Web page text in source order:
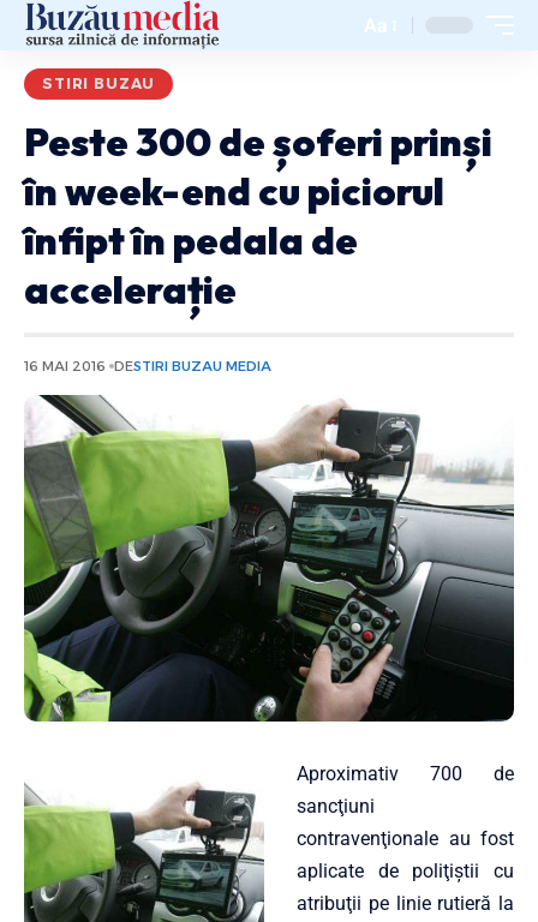
Aa
STIRI BUZAU
Peste 300 de șoferi prinși
în week-end cu piciorul
înfipt în pedala de
accelerație
16 MAI 2016 DESTIRI BUZAU MEDIA
Aproximativ 700 de
sancţiuni
contravenţionale au fost
aplicate de poliţiştii cu
atribuţii pe linie rutieră la